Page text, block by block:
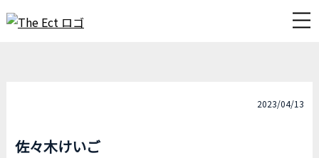
2023/04/13
佐々木けいご